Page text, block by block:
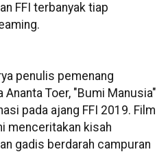
FFI terbanyak tiap
penulis pemenang
Toer, "Bumi Manusia"
pada ajang FFI 2019. Film
menceritakan kisah
gadis berdarah campuran